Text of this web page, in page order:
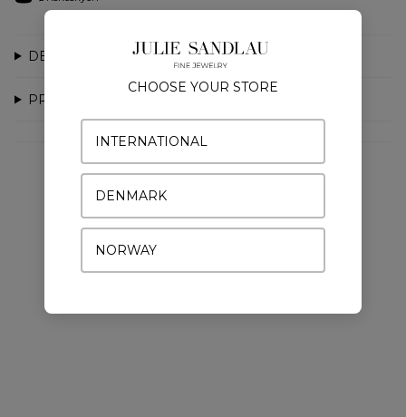
DETALJER
PRODUKTION
DU VIL MÅSKE OGSÅ KUNNE LIDE
CHOOSE YOUR STORE
INTERNATIONAL
DENMARK
NORWAY